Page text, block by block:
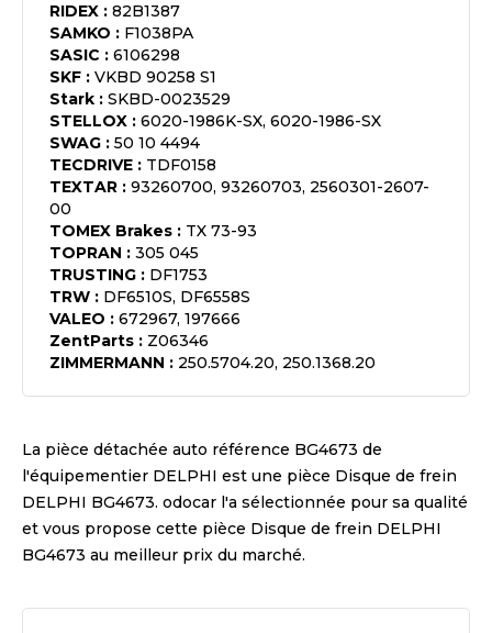
RIDEX : 82B1387
SAMKO : F1038PA
SASIC : 6106298
SKF : VKBD 90258 S1
Stark : SKBD-0023529
STELLOX : 6020-1986K-SX, 6020-1986-SX
SWAG : 50 10 4494
TECDRIVE : TDF0158
TEXTAR : 93260700, 93260703, 2560301-2607-
00
TOMEX Brakes : TX 73-93
TOPRAN : 305 045
TRUSTING : DF1753
TRW : DF6510S, DF6558S
VALEO : 672967, 197666
ZentParts : Z06346
ZIMMERMANN : 250.5704.20, 250.1368.20
La pièce détachée auto référence BG4673 de
l'équipementier DELPHI est une pièce Disque de frein
DELPHI BG4673. odocar l'a sélectionnée pour sa qualité
et vous propose cette pièce Disque de frein DELPHI
BG4673 au meilleur prix du marché.